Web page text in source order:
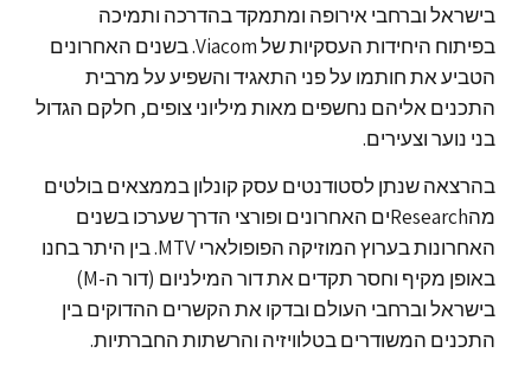
בישראל וברחבי אירופה ומתמקד בהדרכה ותמיכה
בפיתוח היחידות העסקיות של Viacom. בשנים האחרונים
הטביע את חותמו על פני התאגיד והשפיע על מרבית
התכנים אליהם נחשפים מאות מיליוני צופים, חלקם הגדול
בני נוער וצעירים.
בהרצאה שנתן לסטודנטים עסק קונלון בממצאים בולטים
מהResearchים האחרונים ופורצי הדרך שערכו בשנים
האחרונות בערוץ המוזיקה הפופולארי MTV. בין היתר בחנו
באופן מקיף וחסר תקדים את דור המילניום (דור ה-M)
בישראל וברחבי העולם ובדקו את הקשרים ההדוקים בין
התכנים המשודרים בטלוויזיה והרשתות החברתיות.